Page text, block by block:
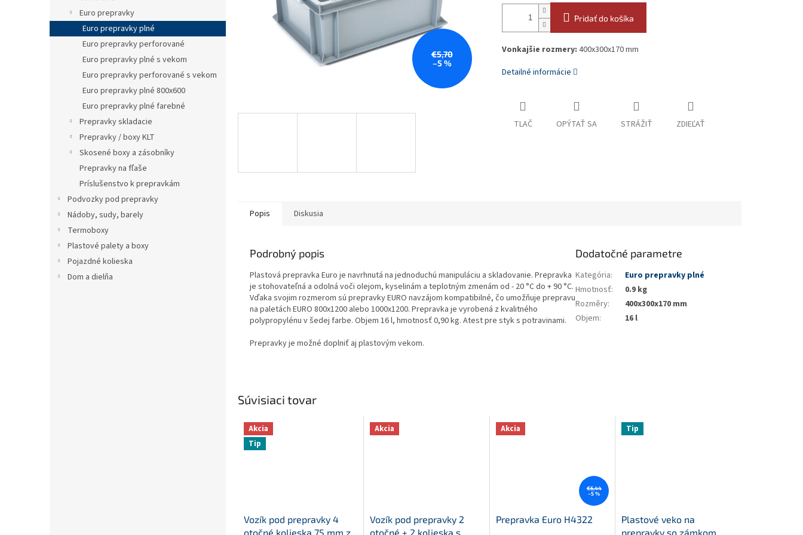
Euro prepravky
Euro prepravky plné
Euro prepravky perforované
Euro prepravky plné s vekom
Euro prepravky perforované s vekom
Euro prepravky plné 800x600
Euro prepravky plné farebné
Prepravky skladacie
Prepravky / boxy KLT
Skosené boxy a zásobníky
Prepravky na fľaše
Príslušenstvo k prepravkám
Podvozky pod prepravky
Nádoby, sudy, barely
Termoboxy
Plastové palety a boxy
Pojazdné kolieska
Dom a dielňa
€5,70
–5 %
Pridať do košíka
Vonkajšie rozmery: 400x300x170 mm
Detailné informácie
TLAČ OPÝTAŤ SA STRÁŽIŤ ZDIEĽAŤ
Súvisiaci tovar
Akcia
Tip
Vozík pod prepravky 4
otočné kolieska 75 mm z
Akcia
Vozík pod prepravky 2
otočné + 2 kolieska s
Akcia
€6,44
–5 %
Prepravka Euro H4322
Tip
Plastové veko na
prepravky so zámkom
Popis Diskusia
Podrobný popis
Plastová prepravka Euro je navrhnutá na jednoduchú manipuláciu a skladovanie. Prepravka
je stohovateľná a odolná voči olejom, kyselinám a teplotným zmenám od - 20 °C do + 90 °C.
Vďaka svojim rozmerom sú prepravky EURO navzájom kompatibilné, čo umožňuje prepravu
na paletách EURO 800x1200 alebo 1000x1200. Prepravka je vyrobená z kvalitného
polypropylénu v šedej farbe. Objem 16 l, hmotnosť 0,90 kg. Atest pre styk s potravinami.
Prepravky je možné doplniť aj plastovým vekom.
Dodatočné parametre
Kategória:
Euro prepravky plné
Hmotnosť:
0.9 kg
Rozměry:
400x300x170 mm
Objem: 16 l